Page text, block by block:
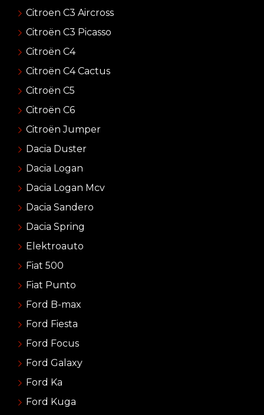
Citroen C3 Aircross
Citroën C3 Picasso
Citroën C4
Citroën C4 Cactus
Citroën C5
Citroën C6
Citroën Jumper
Dacia Duster
Dacia Logan
Dacia Logan Mcv
Dacia Sandero
Dacia Spring
Elektroauto
Fiat 500
Fiat Punto
Ford B-max
Ford Fiesta
Ford Focus
Ford Galaxy
Ford Ka
Ford Kuga